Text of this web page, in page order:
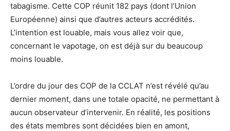
tabagisme. Cette COP réunit 182 pays (dont l’Union
Européenne) ainsi que d’autres acteurs accrédités.
L’intention est louable, mais vous allez voir que,
concernant le vapotage, on est déjà sur du beaucoup
moins louable.
L’ordre du jour des COP de la CCLAT n’est révélé qu’au
dernier moment, dans une totale opacité, ne permettant à
aucun observateur d’intervenir. En réalité, les positions
des états membres sont décidées bien en amont,